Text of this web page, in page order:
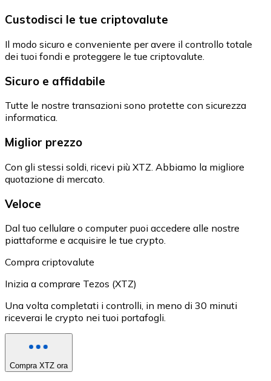
Custodisci le tue criptovalute
Il modo sicuro e conveniente per avere il controllo totale
dei tuoi fondi e proteggere le tue criptovalute.
Sicuro e affidabile
Tutte le nostre transazioni sono protette con sicurezza
informatica.
Miglior prezzo
Con gli stessi soldi, ricevi più XTZ. Abbiamo la migliore
quotazione di mercato.
Veloce
Dal tuo cellulare o computer puoi accedere alle nostre
piattaforme e acquisire le tue crypto.
Compra criptovalute
Inizia a comprare Tezos (XTZ)
Una volta completati i controlli, in meno di 30 minuti
riceverai le crypto nei tuoi portafogli.
Compra XTZ ora